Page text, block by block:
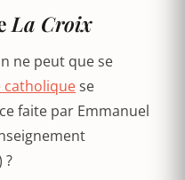
La Croix
ne peut que se
catholiquese
faite par Emmanuel
?